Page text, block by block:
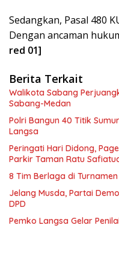
Sedangkan, Pasal 480
Dengan ancaman
red 01]
Berita Terkait
Walikota Sabang
Sabang-Medan
Polri Bangun 40 Titik
Langsa
Peringati Hari Didong,
Parkir Taman Ratu
8 Tim Berlaga di
Jelang Musda, Partai
DPD
Pemko Langsa Gelar